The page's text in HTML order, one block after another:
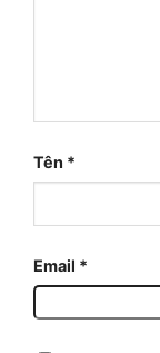
Tên *
Email *